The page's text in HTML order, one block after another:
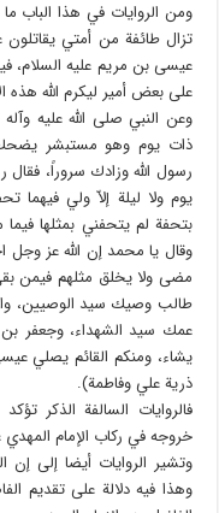
ومن الروايات في هذا الباب
تزال طائفة من أمتي يقاتلون
عيسى بن مريم عليه السلام،
على بعض أمير ليكرم الله هذه
وعن النبي صلى الله عليه
ذات يوم وهو مستبشر يضحك
رسول الله وزادك سروراً،
يوم ولا ليلة إلاّ ولي فيهما
بتحفة لم يتحفني بمثلها
وقال يا محمد إن الله عز
مضى ولا يخلق مثلهم فيمن
طالب وصيك سيد الوصيين،
عمك سيد الشهداء، وجعفر
يشاء، ومنكم القائم يصلي
ذرية علي وفاطمة).
فالروايات السالفة الذكر
خروجه في ركاب الإمام المهدي
وتشير الروايات أيضا إلى إن
وهذا فيه دلالة على تقديم